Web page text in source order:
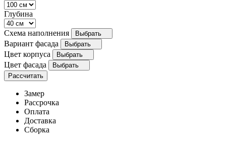
Глубина
Схема наполнения Выбрать
Вариант фасада Выбрать
Цвет корпуса Выбрать
Цвет фасада
Выбрать
Рассчитать
Замер
Рассрочка
Оплата
Доставка
Сборка